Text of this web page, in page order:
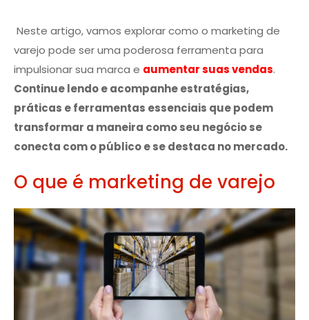
Neste artigo, vamos explorar como o marketing de
varejo pode ser uma poderosa ferramenta para
impulsionar sua marca e aumentar suas vendas.
Continue lendo e acompanhe estratégias,
práticas e ferramentas essenciais que podem
transformar a maneira como seu negócio se
conecta com o público e se destaca no mercado.
O que é marketing de varejo